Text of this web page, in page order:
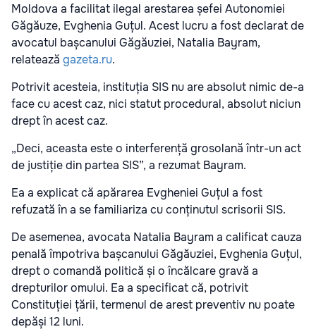
Moldova a facilitat ilegal arestarea șefei Autonomiei
Găgăuze, Evghenia Guțul. Acest lucru a fost declarat de
avocatul bașcanului Găgăuziei, Natalia Bayram,
relatează gazeta.ru.
Potrivit acesteia, instituția SIS nu are absolut nimic de-a
face cu acest caz, nici statut procedural, absolut niciun
drept în acest caz.
„Deci, aceasta este o interferență grosolană într-un act
de justiție din partea SIS”, a rezumat Bayram.
Ea a explicat că apărarea Evgheniei Guțul a fost
refuzată în a se familiariza cu conținutul scrisorii SIS.
De asemenea, avocata Natalia Bayram a calificat cauza
penală împotriva bașcanului Găgăuziei, Evghenia Guțul,
drept o comandă politică și o încălcare gravă a
drepturilor omului. Ea a specificat că, potrivit
Constituției țării, termenul de arest preventiv nu poate
depăși 12 luni.